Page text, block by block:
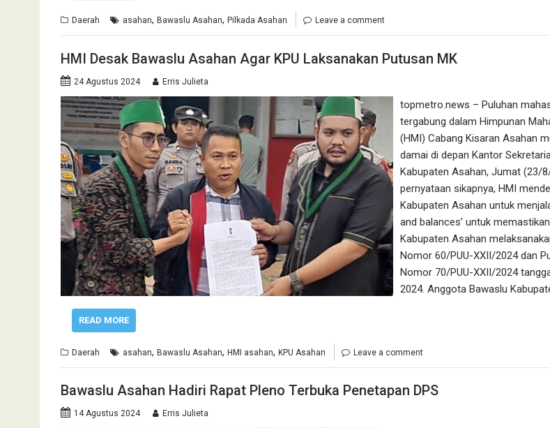
Daerah asahan, Bawaslu Asahan, Pilkada Asahan Leave a comment
HMI Desak Bawaslu Asahan Agar KPU Laksanakan Putusan MK
24 Agustus 2024 Erris Julieta
topmetro.news – Puluhan
tergabung dalam Himpunan
(HMI) Cabang Kisaran Asahan
damai di depan Kantor
Kabupaten Asahan, Jumat (23/
pernyataan sikapnya, HMI
Kabupaten Asahan untuk
and balances’ untuk
Kabupaten Asahan
Nomor 60/PUU-XXII/2024 dan
Nomor 70/PUU-XXII/2024
2024. Anggota Bawaslu
READ MORE
Daerah asahan, Bawaslu Asahan, HMI asahan, KPU Asahan Leave a comment
Bawaslu Asahan Hadiri Rapat Pleno Terbuka Penetapan DPS
14 Agustus 2024 Erris Julieta